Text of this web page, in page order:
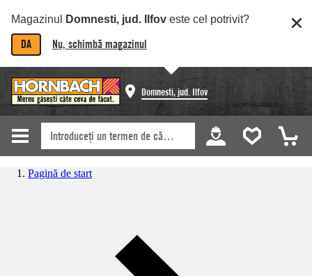
Magazinul Domnesti, jud. Ilfov este cel potrivit?
DA Nu, schimbă magazinul
Domnesti, jud. Ilfov
Pagină de start